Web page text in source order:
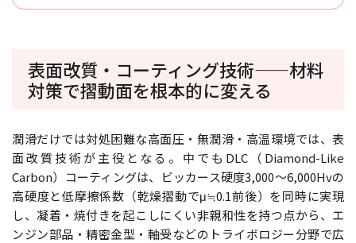
表面改質・コーティング技術——材料
対策で摺動面を根本的に変える
潤滑だけでは対処困難な高面圧・無潤滑・高温環境では、表
面改質技術が主役となる。中でもDLC（Diamond-Like
Carbon）コーティングは、ビッカース硬度3,000〜6,000Hvの
高硬度と低摩擦係数（乾燥摺動でμ≒0.1前後）を同時に実現
し、凝着・焼付きを起こしにくい非親和性を持つ点から、エ
ンジン部品・精密金型・軸受などのトライボロジー分野で広